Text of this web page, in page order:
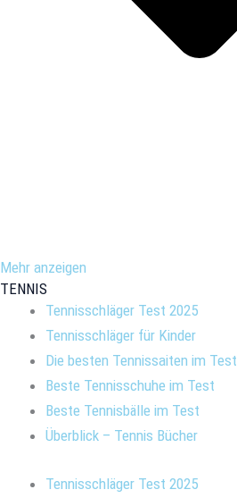
Mehr anzeigen
TENNIS
Tennisschläger Test 2025
Tennisschläger für Kinder
Die besten Tennissaiten im Test
Beste Tennisschuhe im Test
Beste Tennisbälle im Test
Überblick – Tennis Bücher
Tennisschläger Test 2025